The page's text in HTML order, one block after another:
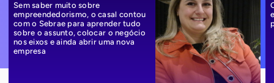
Sem saber muito sobre
empreendedorismo, o casal contou
com o Sebrae para aprender tudo
sobre o assunto, colocar o negócio
nos eixos e ainda abrir uma nova
empresa